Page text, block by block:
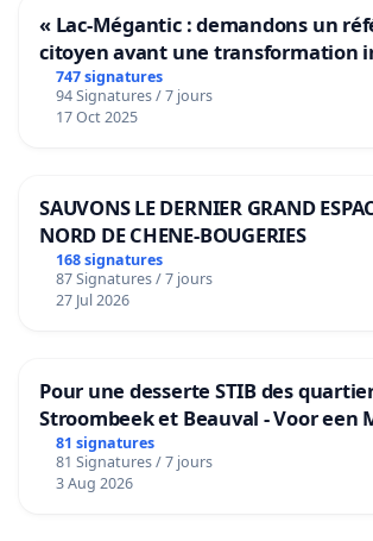
« Lac-Mégantic : demandons un
citoyen avant une transformation
de notre territoire »
747 signatures
94 Signatures / 7 jours
17 Oct 2025
SAUVONS LE DERNIER GRAND
NORD DE CHENE-BOUGERIES
168 signatures
87 Signatures / 7 jours
27 Jul 2026
Pour une desserte STIB des
Stroombeek et Beauval - Voor een
bediening van de wijken
Voor
81 signatures
81 Signatures / 7 jours
3 Aug 2026